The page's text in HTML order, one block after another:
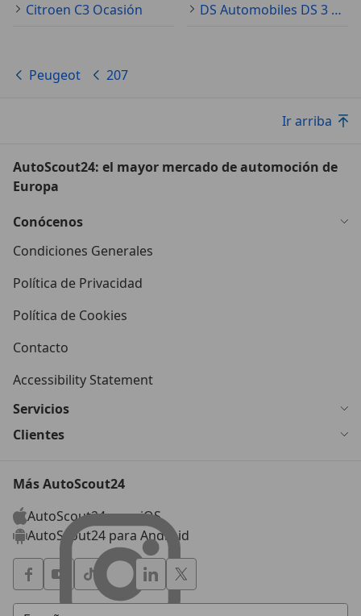
Citroen C3 Ocasión
DS Automobiles DS 3 Ocasión
Peugeot 207
Ir arriba
AutoScout24: el mayor mercado de automoción de
Europa
Conócenos
Condiciones Generales
Política de Privacidad
Política de Cookies
Contacto
Accessibility Statement
Servicios
Clientes
Más AutoScout24
AutoScout24 para iOS
AutoScout24 para Android